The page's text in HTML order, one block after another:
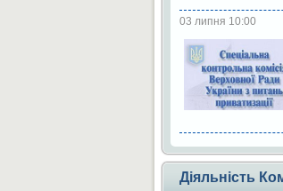
03 липня 10:00
Діяльність